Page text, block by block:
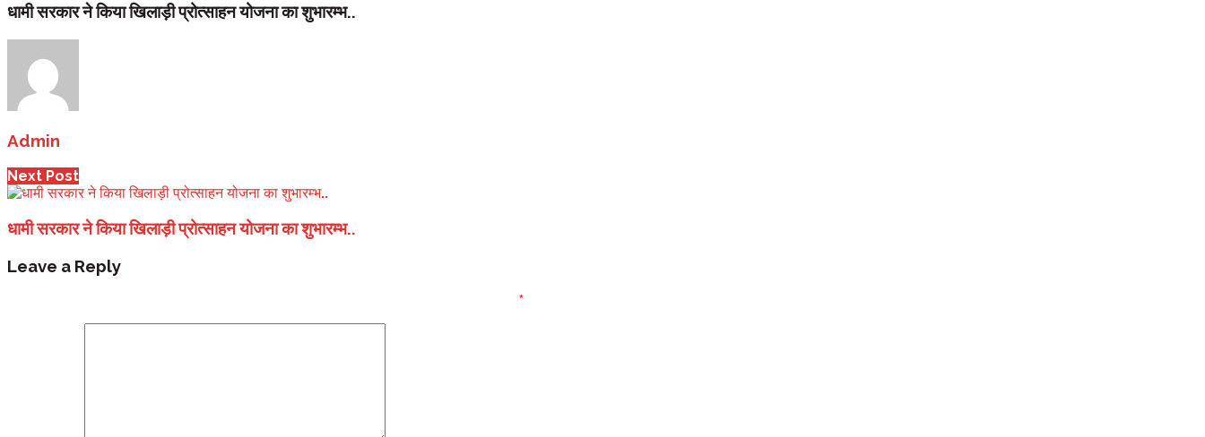
धामी सरकार ने किया खिलाड़ी प्रोत्साहन योजना का शुभारम्भ..
Admin
Next Post
धामी सरकार ने किया खिलाड़ी प्रोत्साहन योजना का शुभारम्भ..
Leave a Reply
*